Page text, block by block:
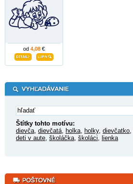
od 4,08 €
Štítky tohto motívu:
dievča dievčatá holka holky, dievčatko
deti v aute školáčka školáci lienka